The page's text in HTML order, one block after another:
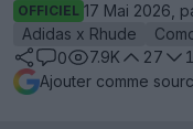
OFFICIEL 17 Mai 2026,
Adidas x Rhude
0
7.9K 27
Ajouter comme